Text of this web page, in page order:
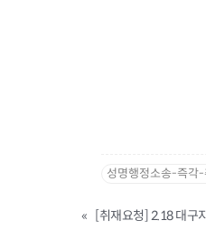
성명행정소송-즉
« [취재요청] 2.18 대구